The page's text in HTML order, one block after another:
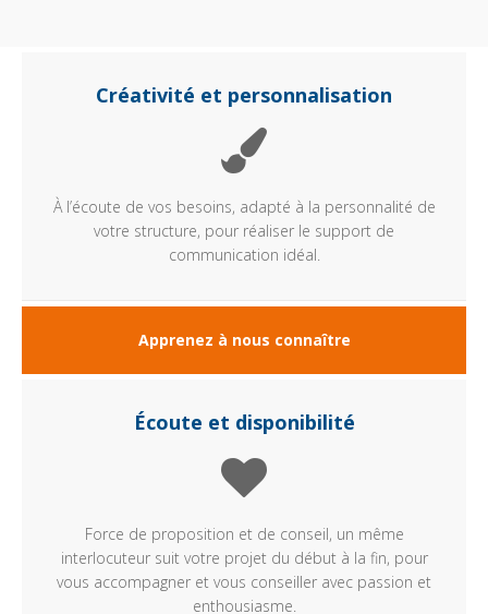
Créativité et personnalisation
À l’écoute de vos besoins, adapté à la personnalité de
votre structure, pour réaliser le support de
communication idéal.
Apprenez à nous connaître
Écoute et disponibilité
Force de proposition et de conseil, un même
interlocuteur suit votre projet du début à la fin, pour
vous accompagner et vous conseiller avec passion et
enthousiasme.